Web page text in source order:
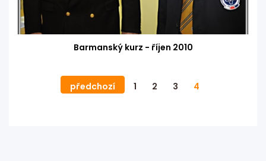
Barmanský kurz - říjen 2010
předchozí 1 2 3 4